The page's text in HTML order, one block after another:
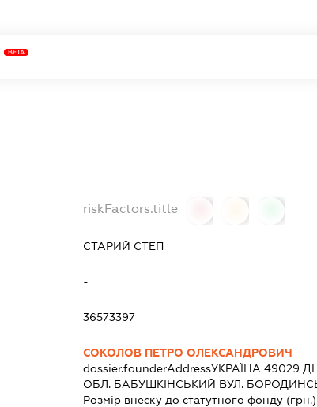
BETA
riskFactors.title
СТАРИЙ СТЕП
-
36573397
СОКОЛОВ ПЕТРО ОЛЕКСАНДРОВИЧ
dossier.founderAddressУКРАЇНА 49029
ОБЛ. БАБУШКІНСЬКИЙ ВУЛ.
Розмір внеску до статутного фонду